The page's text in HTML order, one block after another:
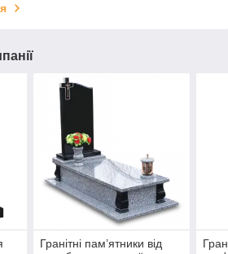
Гранітні пам’ятники від